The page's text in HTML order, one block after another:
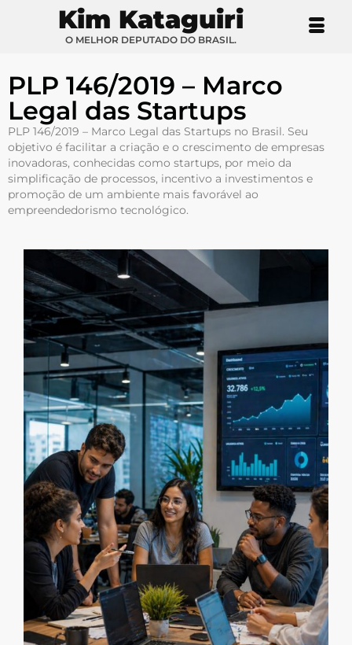
Kim Kataguiri
O MELHOR DEPUTADO DO BRASIL.
PLP 146/2019 – Marco
Legal das Startups
PLP 146/2019 – Marco Legal das Startups no Brasil. Seu
objetivo é facilitar a criação e o crescimento de empresas
inovadoras, conhecidas como startups, por meio da
simplificação de processos, incentivo a investimentos e
promoção de um ambiente mais favorável ao
empreendedorismo tecnológico.​